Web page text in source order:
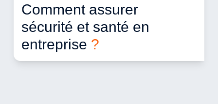
Comment assurer
sécurité et santé en
entreprise ?